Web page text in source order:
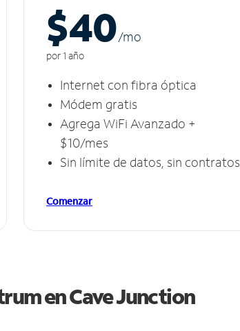
$40/mo
por 1 año
Internet con fibra óptica
Módem gratis
Agrega WiFi Avanzado +
$10/mes
Sin límite de datos, sin contratos
Comenzar
enCave Junction